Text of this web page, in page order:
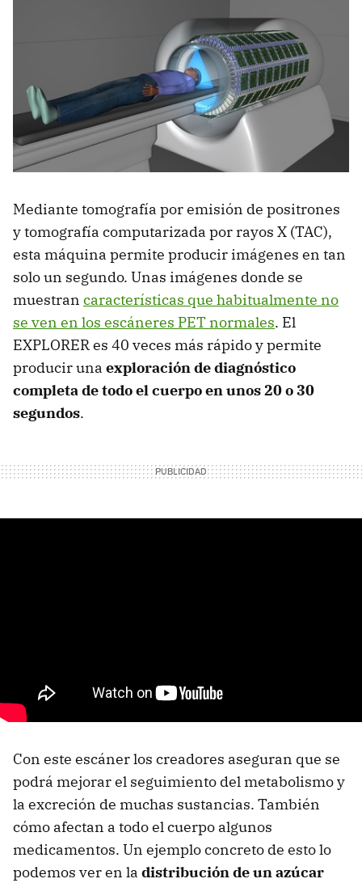
Mediante tomografía por emisión de positrones
y tomografía computarizada por rayos X (TAC),
esta máquina permite producir imágenes en tan
solo un segundo. Unas imágenes donde se
muestran características que habitualmente no
se ven en los escáneres PET normales. El
EXPLORER es 40 veces más rápido y permite
producir una exploración de diagnóstico
completa de todo el cuerpo en unos 20 o 30
segundos.
Con este escáner los creadores aseguran que se
podrá mejorar el seguimiento del metabolismo y
la excreción de muchas sustancias. También
cómo afectan a todo el cuerpo algunos
medicamentos. Un ejemplo concreto de esto lo
podemos ver en la distribución de un azúcar